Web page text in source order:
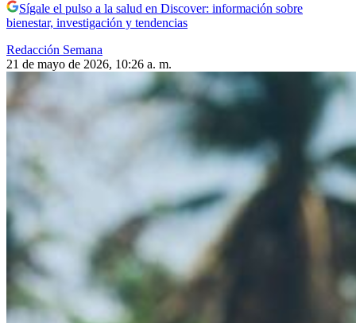
Sígale el pulso a la salud en Discover: información sobre
bienestar, investigación y tendencias
Redacción Semana
21 de mayo de 2026, 10:26 a. m.